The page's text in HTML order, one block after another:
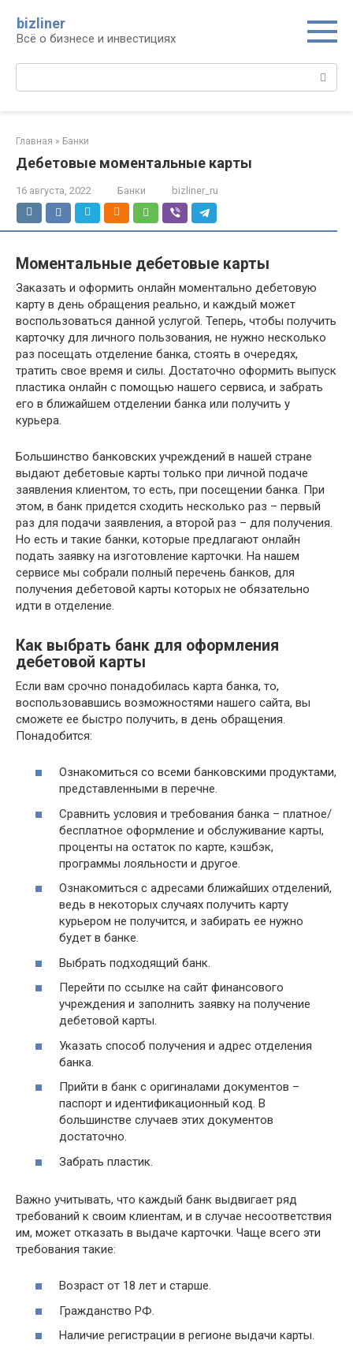
контенту
bizliner
Всё о бизнесе и инвестициях
Поиск:
Главная » Банки
Дебетовые моментальные карты
16 августа, 2022 Банки bizliner_ru
Моментальные дебетовые карты
Заказать и оформить онлайн моментально дебетовую
карту в день обращения реально, и каждый может
воспользоваться данной услугой. Теперь, чтобы получить
карточку для личного пользования, не нужно несколько
раз посещать отделение банка, стоять в очередях,
тратить свое время и силы. Достаточно оформить выпуск
пластика онлайн с помощью нашего сервиса, и забрать
его в ближайшем отделении банка или получить у
курьера.
Большинство банковских учреждений в нашей стране
выдают дебетовые карты только при личной подаче
заявления клиентом, то есть, при посещении банка. При
этом, в банк придется сходить несколько раз – первый
раз для подачи заявления, а второй раз – для получения.
Но есть и такие банки, которые предлагают онлайн
подать заявку на изготовление карточки. На нашем
сервисе мы собрали полный перечень банков, для
получения дебетовой карты которых не обязательно
идти в отделение.
Как выбрать банк для оформления
дебетовой карты
Если вам срочно понадобилась карта банка, то,
воспользовавшись возможностями нашего сайта, вы
сможете ее быстро получить, в день обращения.
Понадобится:
Ознакомиться со всеми банковскими продуктами,
представленными в перечне.
Сравнить условия и требования банка – платное/
бесплатное оформление и обслуживание карты,
проценты на остаток по карте, кэшбэк,
программы лояльности и другое.
Ознакомиться с адресами ближайших отделений,
ведь в некоторых случаях получить карту
курьером не получится, и забирать ее нужно
будет в банке.
Выбрать подходящий банк.
Перейти по ссылке на сайт финансового
учреждения и заполнить заявку на получение
дебетовой карты.
Указать способ получения и адрес отделения
банка.
Прийти в банк с оригиналами документов –
паспорт и идентификационный код. В
большинстве случаев этих документов
достаточно.
Забрать пластик.
Важно учитывать, что каждый банк выдвигает ряд
требований к своим клиентам, и в случае несоответствия
им, может отказать в выдаче карточки. Чаще всего эти
требования такие:
Возраст от 18 лет и старше.
Гражданство РФ.
Наличие регистрации в регионе выдачи карты.